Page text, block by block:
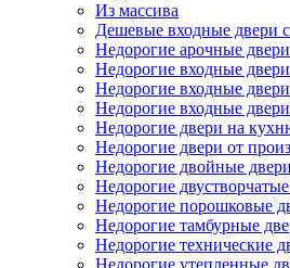
Из массива
Дешевые входные двери
Недорогие арочные двери
Недорогие входные
Недорогие входные
Недорогие входные
Недорогие двери на
Недорогие двери от
Недорогие двойные двери
Недорогие
Недорогие порошковые
Недорогие тамбурные
Недорогие технические